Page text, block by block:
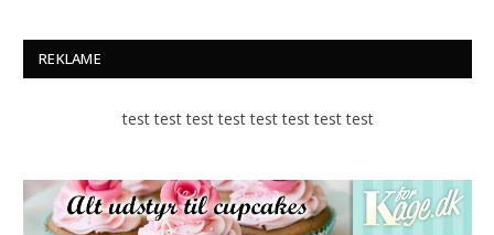
REKLAME
test test test test test test test test